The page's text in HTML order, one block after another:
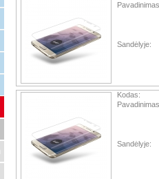
Sandėlyje:
Kodas:
Sandėlyje: